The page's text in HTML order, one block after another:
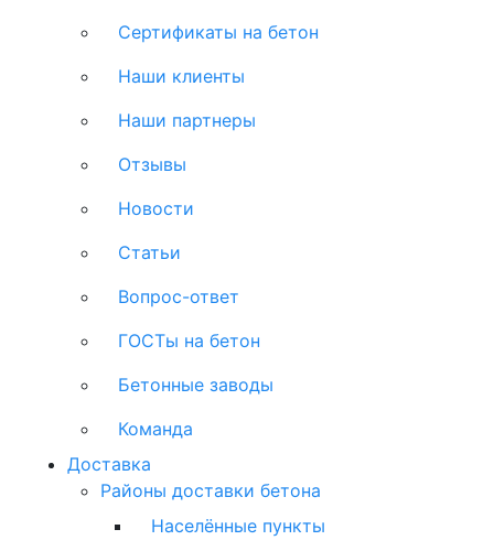
Сертификаты на бетон
Наши клиенты
Наши партнеры
Отзывы
Новости
Статьи
Вопрос-ответ
ГОСТы на бетон
Бетонные заводы
Команда
Доставка
Районы доставки бетона
Населённые пункты